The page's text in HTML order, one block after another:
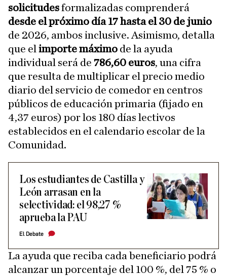
solicitudesformalizadas comprenderá
desde el próximo día 17 hasta el 30 de junio
de 2026, ambos inclusive. Asimismo, detalla
que el importe máximo de la ayuda
individual será de 786,60 euros, una cifra
que resulta de multiplicar el precio medio
diario del servicio de comedor en centros
públicos de educación primaria (fijado en
4,37 euros) por los 180 días lectivos
establecidos en el calendario escolar de la
Comunidad.
Los estudiantes de Castilla y
León arrasan en la
selectividad: el 98,27 %
aprueba la PAU
El Debate
La ayuda que reciba cada beneficiario podrá
alcanzar un porcentaje del 100 %, del 75 % o